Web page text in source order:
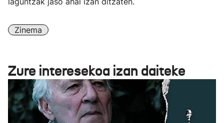
Zinema
Zure interesekoa izan daiteke